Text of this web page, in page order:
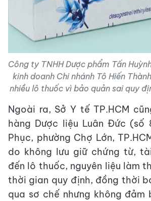
Công ty TNHH Dược phẩm Tấn
kinh doanh Chi nhánh Tô Hiến
nhiều lô thuốc vì bảo quản sai quy
Ngoài ra, Sở Y tế TP.HCM
hàng Dược liệu Luân Đức (số
Phục, phường Chợ Lớn,
do không lưu giữ chứng từ,
đến lô thuốc, nguyên liệu làm
thời gian quy định, đồng thời
qua sơ chế nhưng không đảm